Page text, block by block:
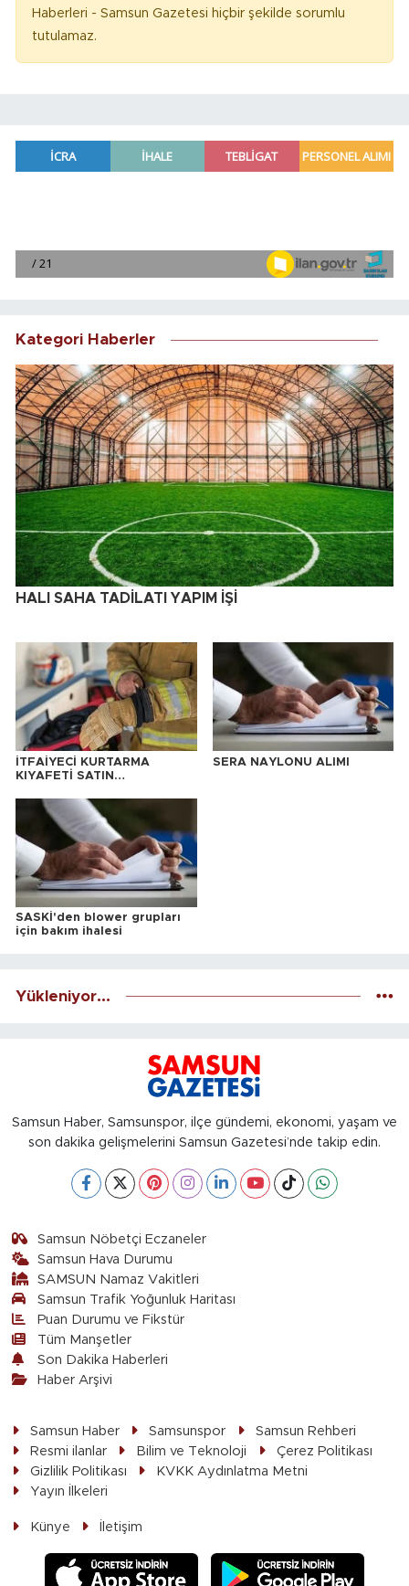
Haberleri - Samsun Gazetesi hiçbir şekilde sorumlu
tutulamaz.
Kategori Haberler
HALI SAHA TADİLATI YAPIM İŞİ
İTFAİYECİ KURTARMA
KIYAFETİ SATIN
SERA NAYLONU ALIMI
SASKİ'den blower grupları
için bakım ihalesi
Yükleniyor...
Samsun Haber, Samsunspor, ilçe gündemi, ekonomi, yaşam ve
son dakika gelişmelerini Samsun Gazetesi’nde takip edin.
Samsun Nöbetçi Eczaneler
Samsun Hava Durumu
SAMSUN Namaz Vakitleri
Samsun Trafik Yoğunluk Haritası
Puan Durumu ve Fikstür
Tüm Manşetler
Son Dakika Haberleri
Haber Arşivi
Samsun Haber Samsunspor
Samsun Rehberi
Resmi ilanlar
Bilim ve Teknoloji
Çerez Politikası
Gizlilik Politikası
KVKK Aydınlatma Metni
Yayın İlkeleri
Künye İletişim